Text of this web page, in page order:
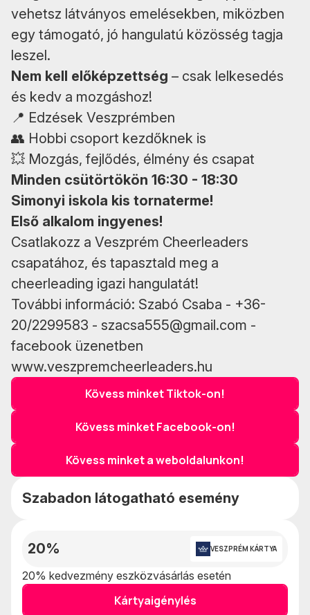
vehetsz látványos emelésekben, miközben
egy támogató, jó hangulatú közösség tagja
leszel.
Nem kell előképzettség – csak lelkesedés
és kedv a mozgáshoz!
📍 Edzések Veszprémben
👥 Hobbi csoport kezdőknek is
💥 Mozgás, fejlődés, élmény és csapat
Minden csütörtökön 16:30 - 18:30
Simonyi iskola kis tornaterme!
Első alkalom ingyenes!
Csatlakozz a Veszprém Cheerleaders
csapatához, és tapasztald meg a
cheerleading igazi hangulatát!
További információ: Szabó Csaba - +36-
20/2299583 - szacsa555@gmail.com -
facebook üzenetben
www.veszpremcheerleaders.hu
Kövess minket Tiktok-on!
Kövess minket Facebook-on!
Kövess minket a weboldalunkon!
Szabadon látogatható esemény
20% VESZPRÉM KÁRTYA
20% kedvezmény eszközvásárlás esetén
Kártyaigénylés